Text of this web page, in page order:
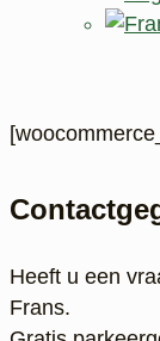
Heeft u een
Frans.